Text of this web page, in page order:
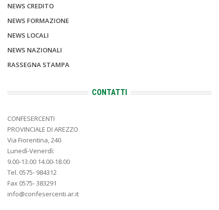
NEWS CREDITO
NEWS FORMAZIONE
NEWS LOCALI
NEWS NAZIONALI
RASSEGNA STAMPA
CONTATTI
CONFESERCENTI
PROVINCIALE DI AREZZO
Via Fiorentina, 240
Lunedì-Venerdì:
9.00-13.00 14.00-18.00
Tel. 0575- 984312
Fax 0575- 383291
info@confesercenti.ar.it